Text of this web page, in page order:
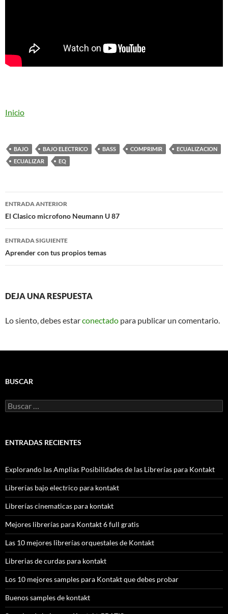
Inicio
BAJO BAJO ELECTRICO BASS COMPRIMIR
ECUALIZACION
ECUALIZAR
EQ
Navegación
de
entradas
ENTRADA ANTERIOR
El Clasico microfono Neumann U 87
ENTRADA SIGUIENTE
Aprender con tus propios temas
DEJA UNA RESPUESTA
Lo siento, debes estarconectado para publicar un comentario.
BUSCAR
Buscar:
ENTRADAS RECIENTES
Explorando las Amplias Posibilidades de las Librerías para Kontakt
Librerías bajo electrico para kontakt
Librerías cinematicas para kontakt
Mejores librerías para Kontakt 6 full gratis
Las 10 mejores librerías orquestales de Kontakt
Librerias de curdas para kontakt
Los 10 mejores samples para Kontakt que debes probar
Buenos samples de kontakt